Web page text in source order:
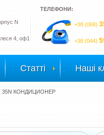
ТЕЛЕФОНИ:
+38 (068)
+38 (044)
N
4, оф1
Статті Наші
35N КОНДИЦИОНЕР